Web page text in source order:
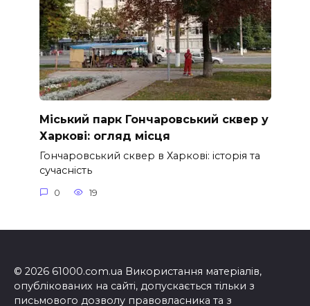
Міський парк Гончаровський сквер у
Харкові: огляд місця
Гончаровський сквер в Харкові: історія та
сучасність
0 19
© 2026 61000.com.ua Використання матеріалів,
опублікованих на сайті, допускається тільки з
письмового дозволу правовласника та з